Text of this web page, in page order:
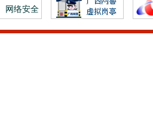
网络安全